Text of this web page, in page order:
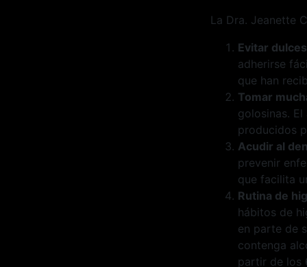
La Dra. Jeanette
Evitar
adherirse
que han
Tomar
golosinas.
producidos
Acudir al
prevenir
que facilita
Rutina de
hábitos de
en parte de
contenga
partir de los